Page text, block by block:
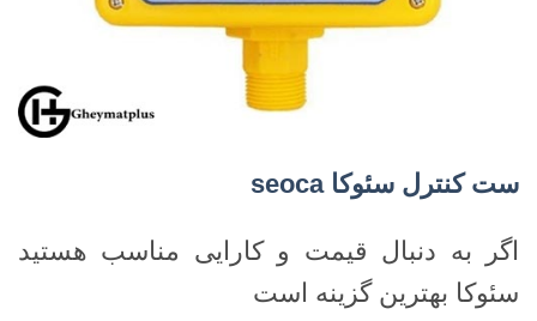
ست کنترل سئوکا seoca
اگر به دنبال قیمت و کارایی مناسب هستید
سئوکا بهترین گزینه است